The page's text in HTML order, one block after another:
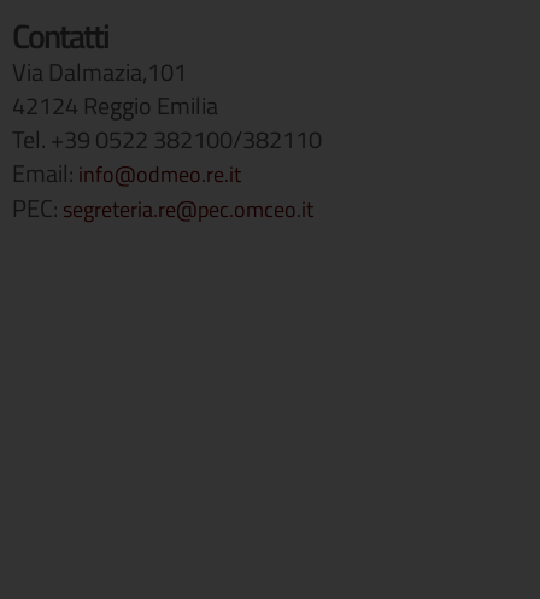
Contatti
Via Dalmazia,101
42124 Reggio Emilia
Tel. +39 0522 382100/382110
Email: info@odmeo.re.it
PEC: segreteria.re@pec.omceo.it